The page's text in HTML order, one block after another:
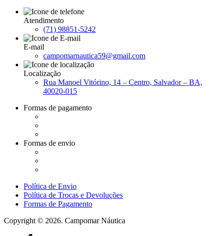
Atendimento
(71) 98851-5242
E-mail
campomarnautica59@gmail.com
Localização
Rua Manoel Vitórino, 14 – Centro, Salvador – BA,
40020-015
Formas de pagamento
Formas de envio
Política de Envio
Política de Trocas e Devoluções
Formas de Pagamento
Copyright © 2026. Campomar Náutica